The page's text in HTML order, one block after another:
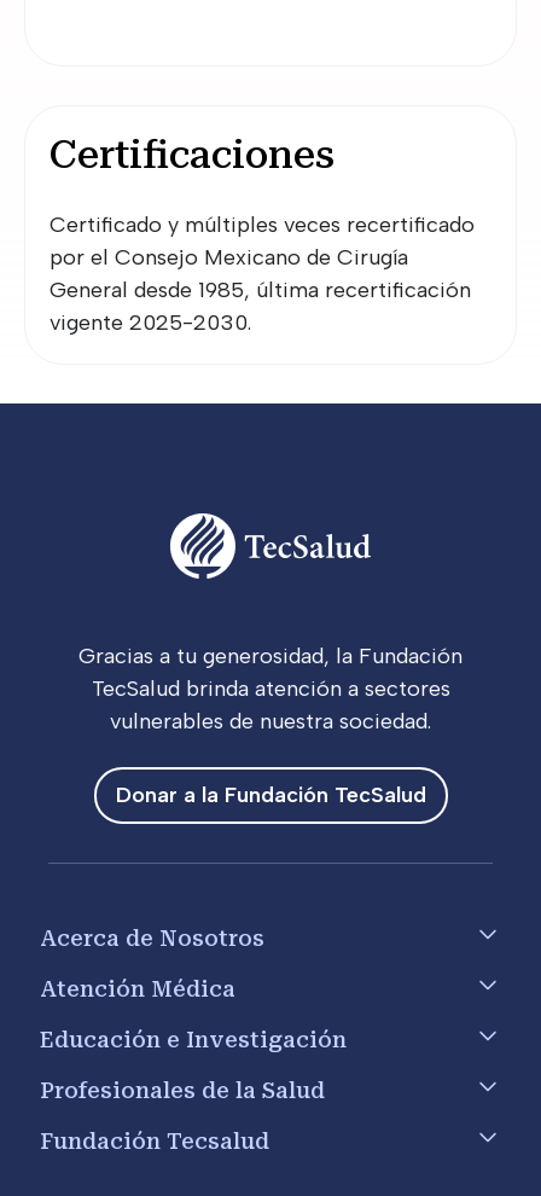
Certificaciones
Certificado y múltiples veces recertificado
por el Consejo Mexicano de Cirugía
General desde 1985, última recertificación
vigente 2025-2030.
Gracias a tu generosidad, la Fundación
TecSalud brinda atención a sectores
vulnerables de nuestra sociedad.
Donar a la Fundación TecSalud
Acerca de Nosotros
Atención Médica
Educación e Investigación
Profesionales de la Salud
Fundación Tecsalud